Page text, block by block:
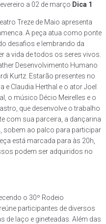
a 02 de março Dica 1
Treze de Maio apresenta
A peça atua como ponte
desafios e lembrando da
a vida de todos os seres vivos.
Desenvolvimento Humano
Kurtz. Estarão presentes no
e Claudia Herthal e o ator Joel
o músico Décio Meirelles e o
que desenvolve o trabalho
com sua parceira, a dançarina
sobem ao palco para participar
está marcada para às 20h,
podem ser adquiridos no
o 30º Rodeio
participantes de diversos
de laço e gineteadas. Além das